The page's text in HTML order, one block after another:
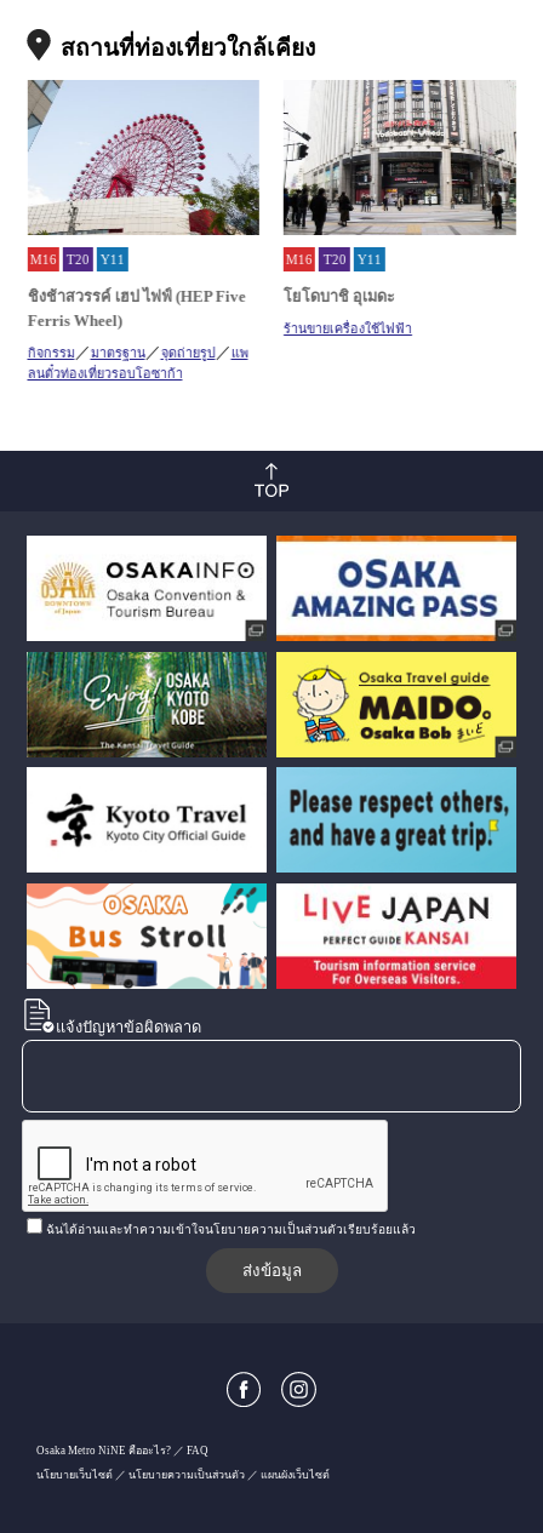
สถานที่ท่องเที่ยวใกล้เคียง
M16 T20 Y11
ชิงช้าสวรรค์ เฮป ไฟฟ์ (HEP Five
Ferris Wheel)
กิจกรรม มาตรฐาน จุดถ่ายรูป
แพ
ลนตั๋วท่องเที่ยวรอบโอซาก้า
M16 T20 Y11
โยโดบาชิ อุเมดะ
ร้านขายเครื่องใช้ไฟฟ้า
แจ้งปัญหาข้อผิดพลาด
ฉันได้อ่านและทำความเข้าใจนโยบายความเป็นส่วนตัวเรียบร้อยแล้ว
Osaka Metro NiNE คืออะไร?
FAQ
นโยบายเว็บไซต์
นโยบายความเป็นส่วนตัว แผนผังเว็บไซต์